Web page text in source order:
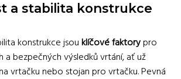
a stabilita konstrukce
konstrukce jsouklíčové faktorypro
a bezpečných výsledků vrtání, ať už
vrtačku nebo stojan pro vrtačku. Pevná